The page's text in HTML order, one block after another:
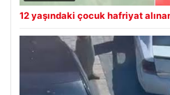
12 yaşındaki çocuk hafriyat